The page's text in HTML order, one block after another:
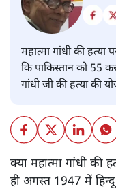
महात्मा गांधी की हत्या
कि पाकिस्तान को 55
गांधी जी की हत्या की
क्या महात्मा गांधी
ही अगस्त 1947 में